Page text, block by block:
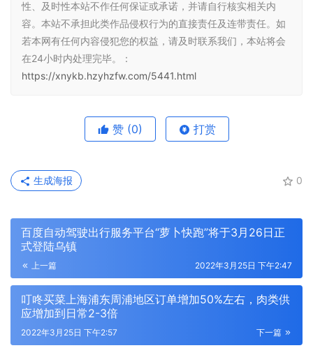
性、及时性本站不作任何保证或承诺，并请自行核实相关内
容。本站不承担此类作品侵权行为的直接责任及连带责任。如
若本网有任何内容侵犯您的权益，请及时联系我们，本站将会
在24小时内处理完毕。：
https://xnykb.hzyhzfw.com/5441.html
赞 (0) 打赏
0
生成海报
百度自动驾驶出行服务平台“萝卜快跑”将于3月26日正
式登陆乌镇
上一篇 2022年3月25日 下午2:47
叮咚买菜上海浦东周浦地区订单增加50%左右，肉类供
应增加到日常2-3倍
下一篇
2022年3月25日 下午2:57